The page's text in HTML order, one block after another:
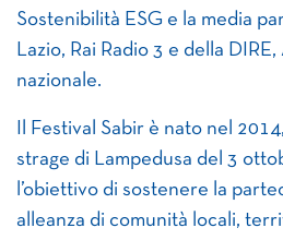
Sostenibilità ESG e la media
Lazio, Rai Radio 3 e della
nazionale.
Il Festival Sabir è nato nel
strage di Lampedusa del 3
l’obiettivo di sostenere la
alleanza di comunità locali,